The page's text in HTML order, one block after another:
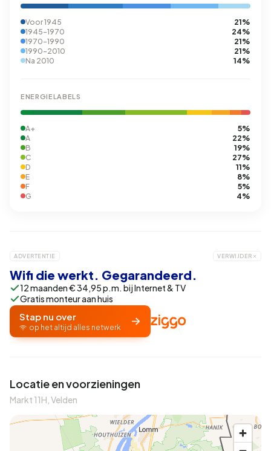
Voor 1945 21%
1945-1970 24%
1970-1990 21%
1990-2010 21%
Na 2010 14%
ENERGIELABELS
A+ 5%
A 22%
B 19%
C 27%
D 11%
E 8%
F 5%
G 4%
ADVERTENTIE VERWIJDER
Wifi die werkt. Gegarandeerd.
12 maanden € 34,95 p.m. bij Internet & TV
Gratis monteur aan huis
Stap nu over
op het altijd alles netwerk
Locatie en voorzieningen
Markt 11H, Velden